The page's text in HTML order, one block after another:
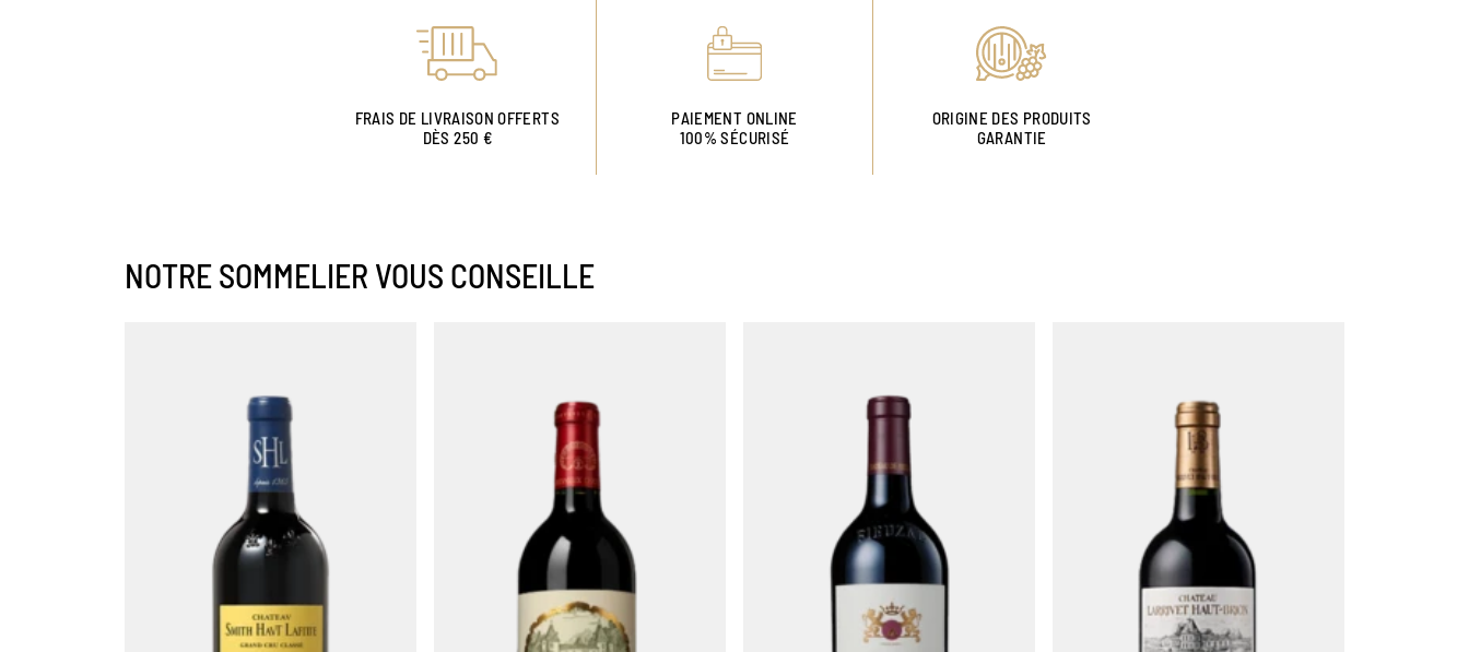
FRAIS DE LIVRAISON OFFERTS
DÈS 250 €
PAIEMENT ONLINE
100% SÉCURISÉ
ORIGINE DES PRODUITS
GARANTIE
NOTRE SOMMELIER VOUS CONSEILLE